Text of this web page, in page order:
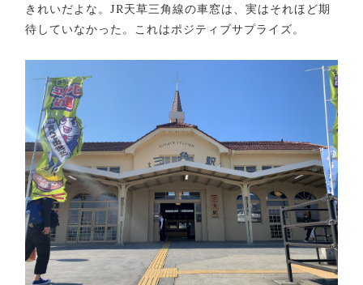
きれいだよな。JR天草三角線の車窓は、実はそれほど期
待していなかった。これはポジティブサプライズ。